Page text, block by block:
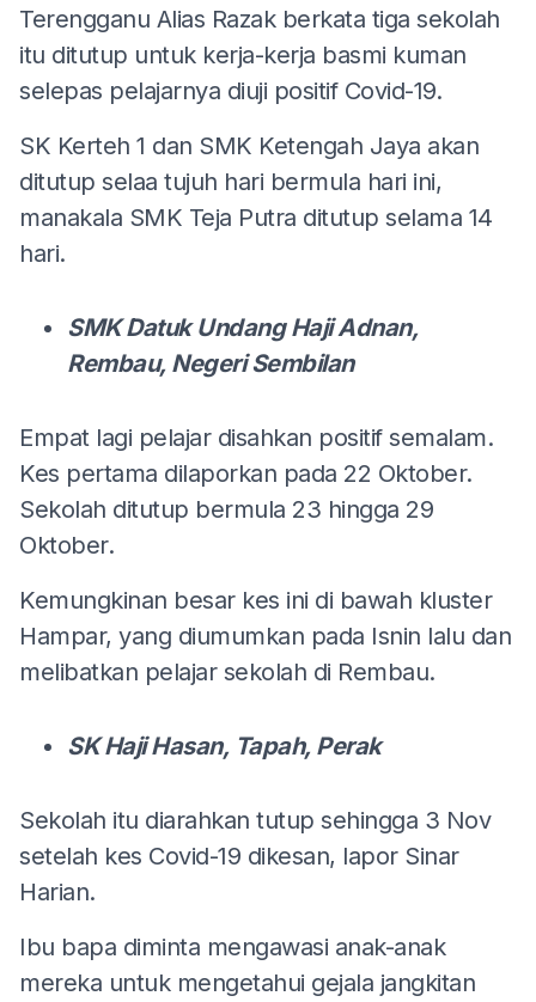
Terengganu Alias Razak berkata tiga sekolah
itu ditutup untuk kerja-kerja basmi kuman
selepas pelajarnya diuji positif Covid-19.
SK Kerteh 1 dan SMK Ketengah Jaya akan
ditutup selaa tujuh hari bermula hari ini,
manakala SMK Teja Putra ditutup selama 14
hari.
SMK Datuk Undang Haji Adnan,
Rembau, Negeri Sembilan
Empat lagi pelajar disahkan positif semalam.
Kes pertama dilaporkan pada 22 Oktober.
Sekolah ditutup bermula 23 hingga 29
Oktober.
Kemungkinan besar kes ini di bawah kluster
Hampar, yang diumumkan pada Isnin lalu dan
melibatkan pelajar sekolah di Rembau.
SK Haji Hasan, Tapah, Perak
Sekolah itu diarahkan tutup sehingga 3 Nov
setelah kes Covid-19 dikesan, lapor Sinar
Harian.
Ibu bapa diminta mengawasi anak-anak
mereka untuk mengetahui gejala jangkitan